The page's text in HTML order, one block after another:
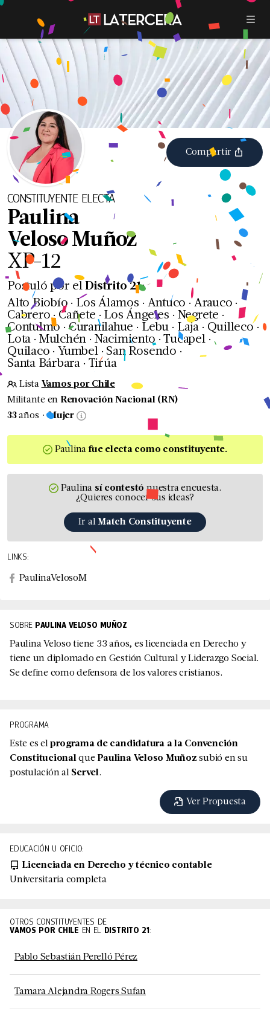
CONSTITUYENTE ELECTA
Paulina
Veloso Muñoz
XP-12
Postuló por elDistrito21:
Alto Biobío . Los Álamos . Antuco . Arauco .
Cabrero . Cañete . Los Ángeles . Negrete .
Contulmo . Curanilahue . Lebu . Laja . Quilleco .
Lota . Mulchén . Nacimiento . Tucapel .
Quilaco . Yumbel . San Rosendo .
Santa Bárbara . Tirúa
Lista Vamos por Chile
Militante en Renovación Nacional (RN)
33años . Mujer
Compartir
Paulina fue electacomo constituyente.
Paulina sí contestó nuestra encuesta.
¿Quieres conocer sus ideas?
Ir alMatch Constituyente
LINKS:
PaulinaVelosoM
SOBRE PAULINA VELOSO MUÑOZ
Paulina Veloso tiene 33 años, es licenciada en Derecho y
tiene un diplomado en Gestión Cultural y Liderazgo Social.
Se define como defensora de los valores cristianos.
PROGRAMA
Este es el programa de candidatura a la Convención
Constitucional que Paulina Veloso Muñozsubió en su
postulación al Servel.
Ver Propuesta
EDUCACIÓN U OFICIO:
Licenciada en Derecho y técnico contable
Universitaria completa
OTROS CONSTITUYENTES DE
VAMOS POR CHILE EN EL DISTRITO 21 :
Pablo Sebastián Perelló Pérez
Tamara Alejandra Rogers Sufan